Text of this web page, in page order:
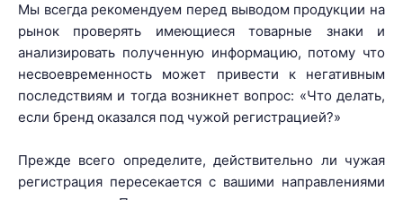
Мы всегда рекомендуем перед выводом продукции на
рынок проверять имеющиеся товарные знаки и
анализировать полученную информацию, потому что
несвоевременность может привести к негативным
последствиям и тогда возникнет вопрос: «Что делать,
если бренд оказался под чужой регистрацией?»
Прежде всего определите, действительно ли чужая
регистрация пересекается с вашими направлениями